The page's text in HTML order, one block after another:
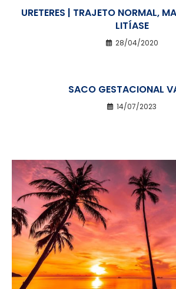
URETERES | TRAJETO NORMAL,
LITÍASE
28/04/2020
SACO GESTACIONAL
14/07/2023